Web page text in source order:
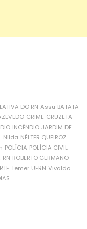
DO RN Assu BATATA
CRIME CRUZETA
INCÊNDIO JARDIM DE
Nilda NÉLTER QUEIROZ
POLÍCIA POLÍCIA CIVIL
RN ROBERTO GERMANO
Temer UFRN Vivaldo